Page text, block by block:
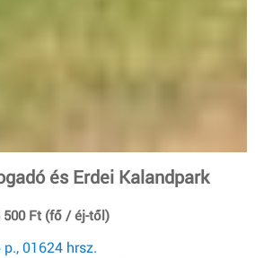
és Erdei Kalandpark
500 Ft (fő / éj-től)
01624 hrsz.